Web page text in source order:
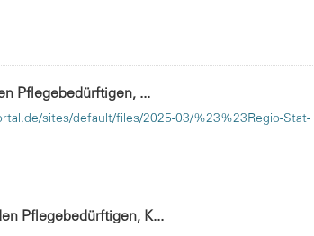
Pflegebedürftigen, ...
sites/default/files/2025-03/%23%23Regio-Stat-
Pflegebedürftigen, K...